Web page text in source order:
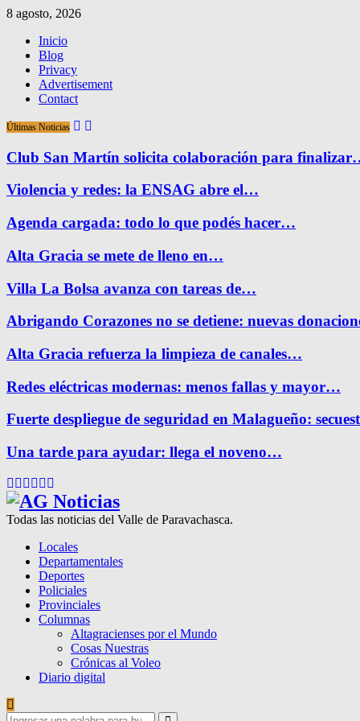
8 agosto, 2026
Inicio
Blog
Privacy
Advertisement
Contact
Últimas Noticias
Club San Martín solicita colaboración para
Violencia y redes: la ENSAG abre el…
Agenda cargada: todo lo que podés hacer…
Alta Gracia se mete de lleno en…
Villa La Bolsa avanza con tareas de…
Abrigando Corazones no se detiene: nuevas
Alta Gracia refuerza la limpieza de canales…
Redes eléctricas modernas: menos fallas y mayor…
Fuerte despliegue de seguridad en Malagueño:
Una tarde para ayudar: llega el noveno…
Facebook
Twitter
Instagram
Pinterest
Google
Todas las noticias del Valle de Paravachasca.
Locales
Departamentales
Deportes
Policiales
Provinciales
Columnas
Altagracienses por el Mundo
Cosas Nuestras
Crónicas al Voleo
Diario digital
Search